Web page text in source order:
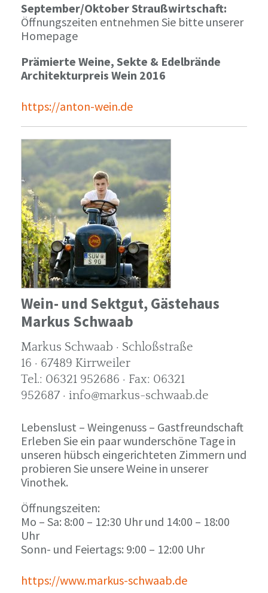
September/Oktober Straußwirtschaft:
Öffnungszeiten entnehmen Sie bitte unserer
Homepage
Prämierte Weine, Sekte & Edelbrände
Architekturpreis Wein 2016
https://anton-wein.de
Wein- und Sektgut, Gästehaus
Markus Schwaab
Markus Schwaab · Schloßstraße
16 · 67489 Kirrweiler
Tel.: 06321 952686 · Fax: 06321
952687 · info@markus-schwaab.de
Lebenslust – Weingenuss – Gastfreundschaft
Erleben Sie ein paar wunderschöne Tage in
unseren hübsch eingerichteten Zimmern und
probieren Sie unsere Weine in unserer
Vinothek.
Öffnungszeiten:
Mo – Sa: 8:00 – 12:30 Uhr und 14:00 – 18:00
Uhr
Sonn- und Feiertags: 9:00 – 12:00 Uhr
https://www.markus-schwaab.de